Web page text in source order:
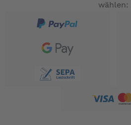
wählen: